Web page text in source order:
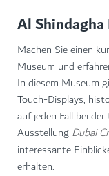
Al
Machen Sie einen
Museum und
In diesem Museum
Touch-Displays,
auf jeden Fall bei
Ausstellung Dubai
interessante
erhalten.